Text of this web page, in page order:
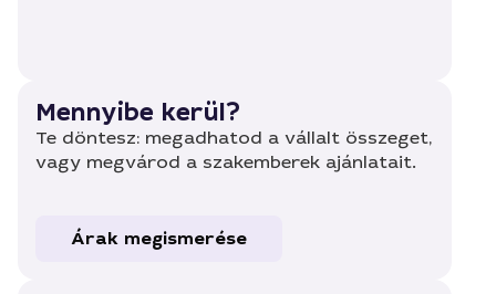
Mennyibe kerül?
Te döntesz: megadhatod a vállalt összeget,
vagy megvárod a szakemberek ajánlatait.
Árak megismerése